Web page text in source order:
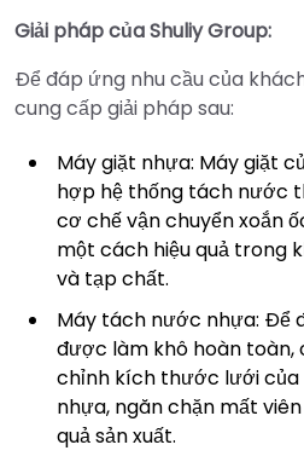
Giải pháp của Shuliy Group:
Để đáp ứng nhu cầu của
cung cấp giải pháp sau:
Máy giặt nhựa: Máy giặt
hợp hệ thống tách nước
cơ chế vận chuyển xoắn
một cách hiệu quả trong
và tạp chất.
Máy tách nước nhựa: Để
được làm khô hoàn toàn,
chỉnh kích thước lưới
nhựa, ngăn chặn mất
quả sản xuất.